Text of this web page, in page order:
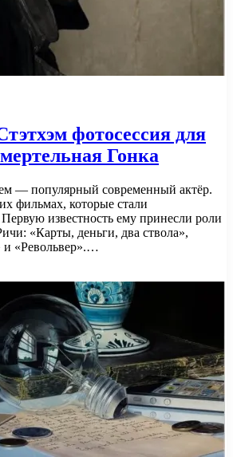
фотосессия для
Гонка
— популярный современный актёр.
фильмах, которые стали
известность ему принесли роли
«Карты, деньги, два ствола»,
«Револьвер».…